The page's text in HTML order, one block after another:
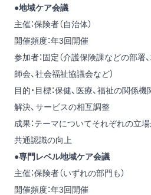
●地域ケア会議
主催：保険者（自治体）
開催頻度：年3回開催
参加者：固定（介護保険課などの部署
師会、社会福祉協議会など）
目的・目標：保健、医療、福祉の関係
解決、サービスの相互調整
成果：テーマについてそれぞれの立
共通認識の向上
●専門レベル地域ケア会議
主催：保険者（いずれの部門も）
開催頻度：年3回開催